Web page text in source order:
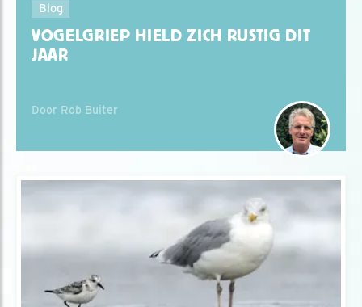
Blog
VOGELGRIEP HIELD ZICH RUSTIG DIT
JAAR
Door Rob Buiter